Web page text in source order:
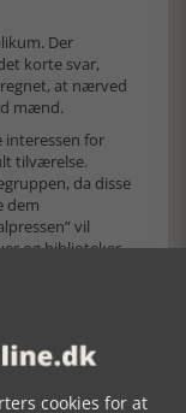
Der
korte svar,
at nærved
mænd.
interessen for
tilværelse.
da disse
dem
vil
og biblioteker
konstatere, at
64, Sunds og
sin betydning, at
imod
på Statens
cookies for at